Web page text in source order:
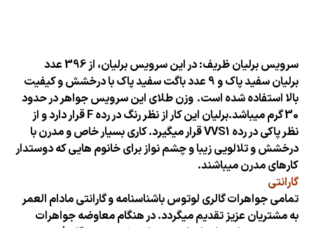
سرویس برلیان ظریف: در اینسرویس
برلیان، از 396 عدد
برلیان سفید پاک و 9 عدد باگت سفید پاک با درخشش و کیفیت
بالا استفاده شده است. وزنطلای این سرویس جواهر در حدود
30 گرم میباشد.برلیان این کار از نظر رنگ در رده F قرار دارد و از
نظر پاکی در رده VVS1 قرار میگیرد. کاری بسیار خاص و مدرن با
درخشش و تلالویی زیبا و چشم نواز برای خانوم هایی که دوستدار
کارهای مدرن میباشند.
گارانتی
تمامی جواهرات گالری لوتوس باشناسنامه و گارانتی مادام العمر
به مشتریان عزیز تقدیم میگردد. در هنگام معاوضه جواهرات